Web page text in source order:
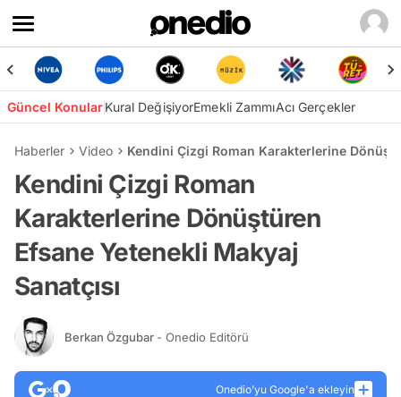
Güncel KonularKural DeğişiyorEmekli ZammıAcı Gerçekler
Haberler Video Kendini Çizgi Roman Karakterlerine
Kendini Çizgi Roman
Karakterlerine Dönüştüren
Efsane Yetenekli Makyaj
Sanatçısı
Berkan Özgubar - Onedio Editörü
Onedio’yu Google'a ekleyin